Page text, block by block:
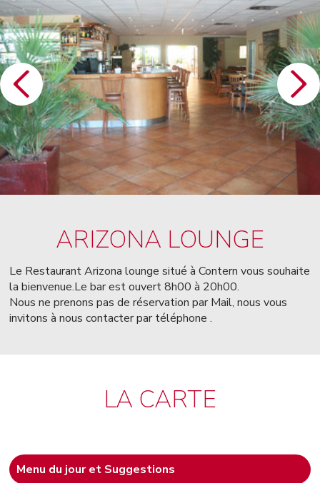
ARIZONA LOUNGE
Le Restaurant Arizona lounge situé à Contern vous souhaite
la bienvenue.Le bar est ouvert 8h00 à 20h00.
Nous ne prenons pas de réservation par Mail, nous vous
invitons à nous contacter par téléphone .
LA CARTE
Menu du jour et Suggestions